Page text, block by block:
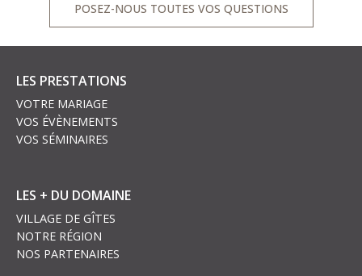
POSEZ-NOUS TOUTES VOS QUESTIONS
LES PRESTATIONS
VOTRE MARIAGE
VOS ÉVÈNEMENTS
VOS SÉMINAIRES
LES + DU DOMAINE
VILLAGE DE GÎTES
NOTRE RÉGION
NOS PARTENAIRES